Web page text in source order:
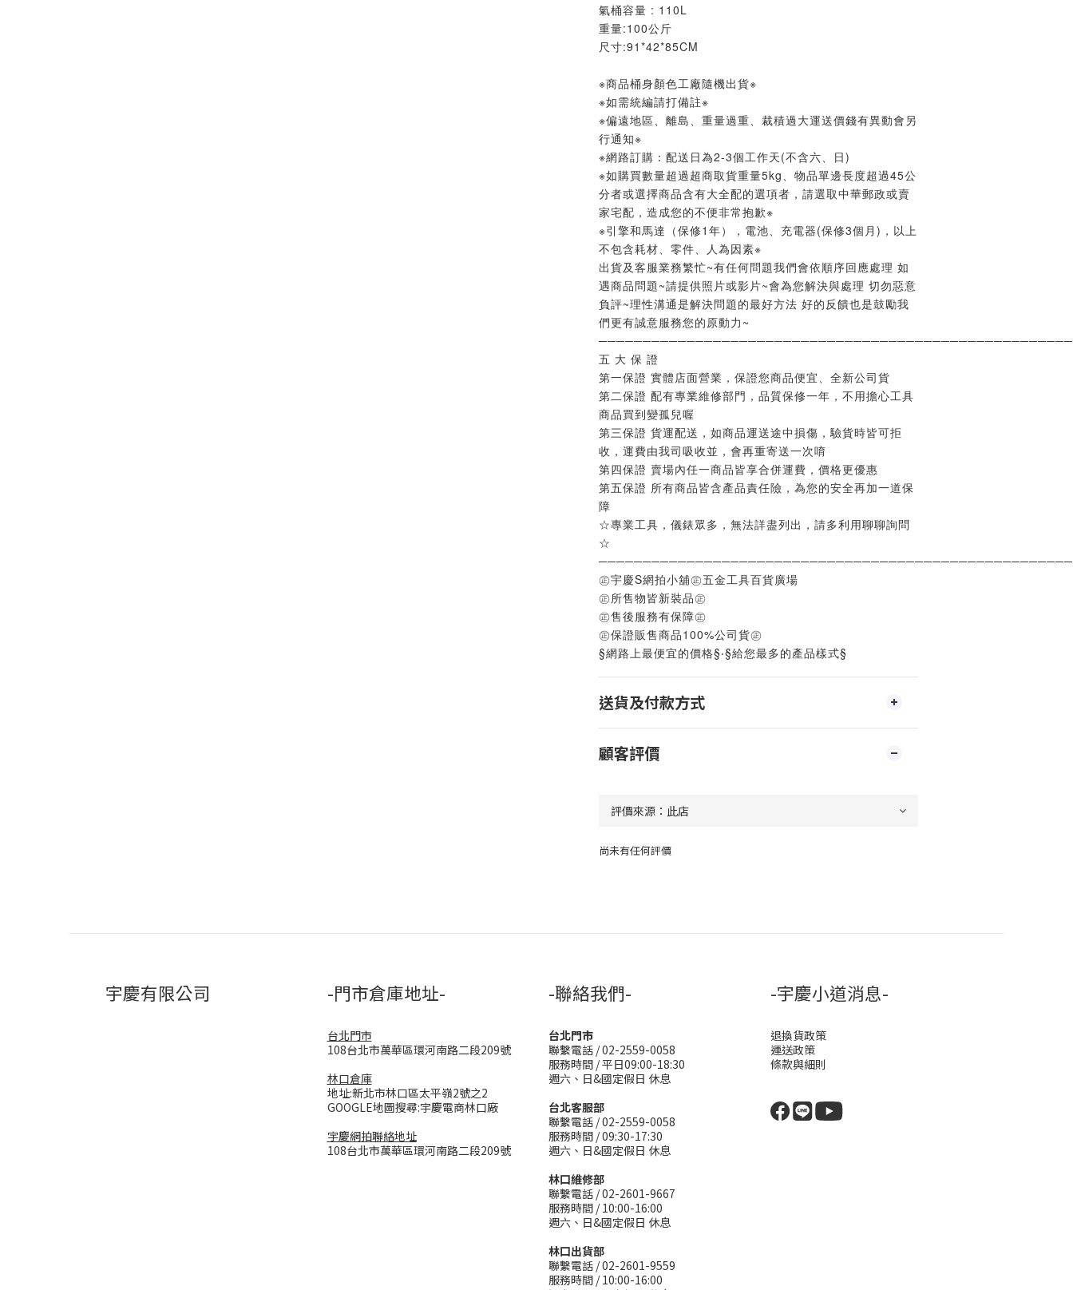
氣桶容量 : 110L
重量:100公斤
尺寸:91*42*85CM
※商品桶身顏色工廠隨機出貨※
※如需統編請打備註※
※偏遠地區、離島、重量過重、裁積過大運送價錢有異動會另
行通知※
※網路訂購：配送日為2-3個工作天(不含六、日)
※如購買數量超過超商取貨重量5kg、物品單邊長度超過45公
分者或選擇商品含有大全配的選項者，請選取中華郵政或賣
家宅配，造成您的不便非常抱歉※
※引擎和馬達（保修1年），電池、充電器(保修3個月)，以上
不包含耗材、零件、人為因素※
出貨及客服業務繁忙~有任何問題我們會依順序回應處理 如
遇商品問題~請提供照片或影片~會為您解決與處理 切勿惡意
負評~理性溝通是解決問題的最好方法 好的反饋也是鼓勵我
們更有誠意服務您的原動力~
五 大 保 證
第一保證 實體店面營業，保證您商品便宜、全新公司貨
第二保證 配有專業維修部門，品質保修一年，不用擔心工具
商品買到變孤兒喔
第三保證 貨運配送，如商品運送途中損傷，驗貨時皆可拒
收，運費由我司吸收並，會再重寄送一次唷
第四保證 賣場內任一商品皆享合併運費，價格更優惠
第五保證 所有商品皆含產品責任險，為您的安全再加一道保
障
☆專業工具，儀錶眾多，無法詳盡列出，請多利用聊聊詢問
☆
㊣宇慶S網拍小舖㊣五金工具百貨廣場
㊣所售物皆新裝品㊣
㊣售後服務有保障㊣
㊣保證販售商品100%公司貨㊣
§網路上最便宜的價格§‧§給您最多的產品樣式§
送貨及付款方式
顧客評價
尚未有任何評價
宇慶有限公司 -門市倉庫地址-
台北門市
108台北市萬華區環河南路二段209號
林口倉庫
地址:新北市林口區太平嶺2號之2
GOOGLE地圖搜尋:宇慶電商林口廠
宇慶網拍聯絡地址
108台北市萬華區環河南路二段209號
-聯絡我們-
台北門市
聯繫電話 / 02-2559-0058
服務時間 / 平日09:00-18:30
週六、日&國定假日 休息
台北客服部
聯繫電話 / 02-2559-0058
服務時間 / 09:30-17:30
週六、日&國定假日 休息
林口維修部
聯繫電話 / 02-2601-9667
服務時間 / 10:00-16:00
週六、日&國定假日 休息
林口出貨部
聯繫電話 / 02-2601-9559
服務時間 / 10:00-16:00
-宇慶小道消息-
退換貨政策
運送政策
條款與細則